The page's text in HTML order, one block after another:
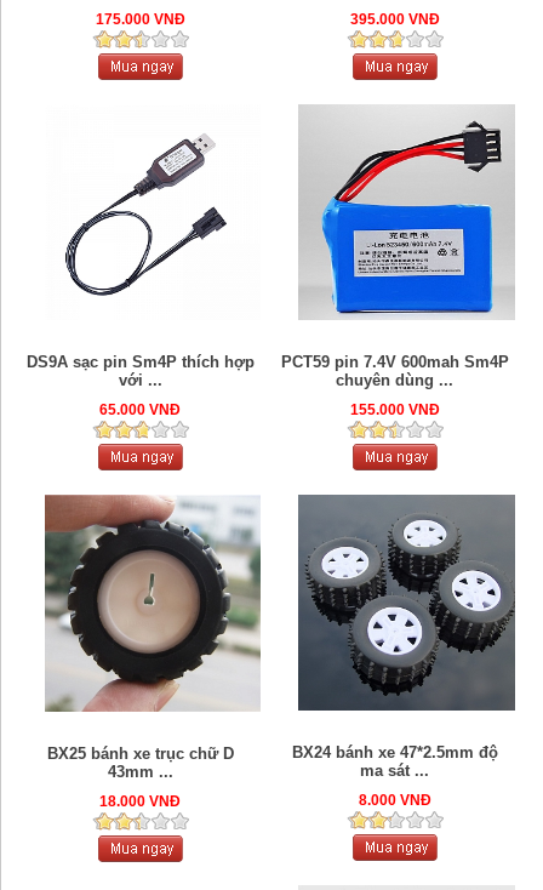
175.000 VNĐ 395.000 VNĐ
DS9A sạc pin Sm4P thích hợp
với ...
65.000 VNĐ
PCT59 pin 7.4V 600mah Sm4P
chuyên dùng ...
155.000 VNĐ
BX25 bánh xe trục chữ D
43mm ...
18.000 VNĐ
BX24 bánh xe 47*2.5mm độ
ma sát ...
8.000 VNĐ